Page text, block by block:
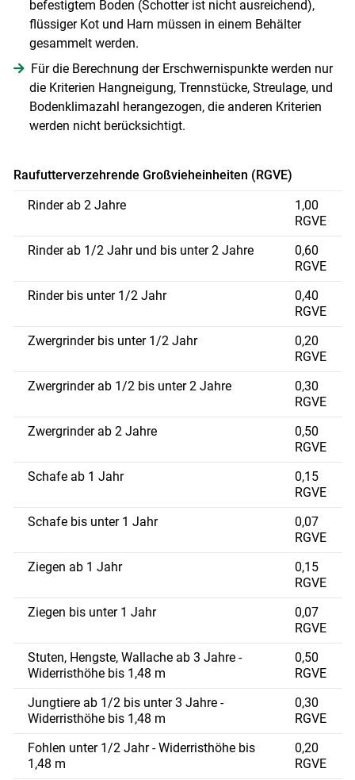
befestigtem Boden (Schotter ist nicht ausreichend),
flüssiger Kot und Harn müssen in einem Behälter
gesammelt werden.
Für die Berechnung der Erschwernispunkte werden nur
die Kriterien Hangneigung, Trennstücke, Streulage, und
Bodenklimazahl herangezogen, die anderen Kriterien
werden nicht berücksichtigt.
Raufutterverzehrende Großvieheinheiten (RGVE)
Rinder ab 2 Jahre
1,00
RGVE
Rinder ab 1/2 Jahr und bis unter 2 Jahre
0,60
RGVE
Rinder bis unter 1/2 Jahr
0,40
RGVE
Zwergrinder bis unter 1/2 Jahr
0,20
RGVE
Zwergrinder ab 1/2 bis unter 2 Jahre
0,30
RGVE
Zwergrinder ab 2 Jahre
0,50
RGVE
Schafe ab 1 Jahr
0,15
RGVE
Schafe bis unter 1 Jahr
0,07
RGVE
Ziegen ab 1 Jahr
0,15
RGVE
Ziegen bis unter 1 Jahr
0,07
RGVE
Stuten, Hengste, Wallache ab 3 Jahre -
Widerristhöhe bis 1,48 m
0,50
RGVE
Jungtiere ab 1/2 bis unter 3 Jahre -
Widerristhöhe bis 1,48 m
0,30
RGVE
Fohlen unter 1/2 Jahr - Widerristhöhe bis
1,48 m
0,20
RGVE